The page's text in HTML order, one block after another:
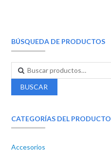
BÚSQUEDA DE PRODUCTOS
BUSCAR
CATEGORÍAS DEL PRODUCTO
Accesorios